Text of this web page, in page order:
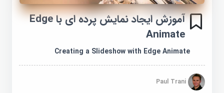
آموزش ایجاد نمایش پرده ای با Edge
Animate
Creating a Slideshow with Edge Animate
Paul Trani